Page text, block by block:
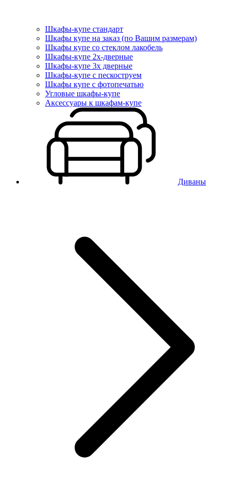
Шкафы-купе стандарт
Шкафы купе на заказ (по Вашим размерам)
Шкафы купе со стеклом лакобель
Шкафы-купе 2х-дверные
Шкафы-купе 3х дверные
Шкафы-купе с пескоструем
Шкафы купе с фотопечатью
Угловые шкафы-купе
Аксессуары к шкафам-купе
Диваны